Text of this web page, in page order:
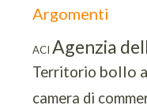
Argomenti
ACI Agenzia
Territorio bollo
camera di